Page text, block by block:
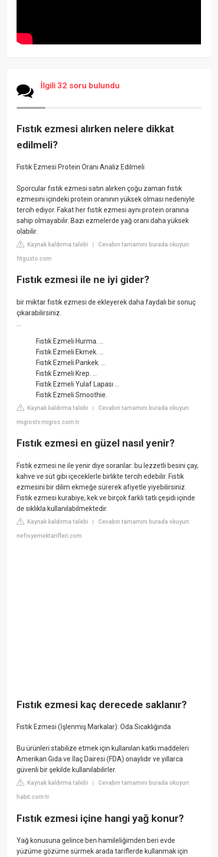
İlgili 32 soru bulundu
Fıstık ezmesi alırken nelere dikkat
edilmeli?
Fıstık Ezmesi Protein Oranı Analiz Edilmeli
Sporcular fıstık ezmesi satın alırken çoğu zaman fıstık
ezmesini içindeki protein oranının yüksek olması nedeniyle
tercih ediyor. Fakat her fıstık ezmesi aynı protein oranına
sahip olmayabilir. Bazı ezmelerde yağ oranı daha yüksek
olabilir.
Kaynak kaldırma talebi |Cevabın tamamını burada okuyun:
fitgusto.com
Fıstık ezmesi ile ne iyi gider?
bir miktar fıstık ezmesi de ekleyerek daha faydalı bir sonuç
çıkarabilirsiniz.
Fıstık Ezmeli Hurma. ...
Fıstık Ezmeli Ekmek. ...
Fıstık Ezmeli Pankek. ...
Fıstık Ezmeli Krep. ...
Fıstık Ezmeli Yulaf Lapası ...
Fıstık Ezmeli Smoothie.
Kaynak kaldırma talebi |Cevabın tamamını burada okuyun:
migrostv.migros.com.tr
Fıstık ezmesi en güzel nasıl yenir?
Fıstık ezmesi ne ile yenir diye soranlar: bu lezzetli besini çay,
kahve ve süt gibi içeceklerle birlikte tercih edebilir. Fıstık
ezmesini bir dilim ekmeğe sürerek afiyetle yiyebilirsiniz.
Fıstık ezmesi kurabiye, kek ve birçok farklı tatlı çeşidi içinde
de sıklıkla kullanılabilmektedir.
Kaynak kaldırma talebi |Cevabın tamamını burada okuyun:
nefisyemektarifleri.com
Fıstık ezmesi kaç derecede saklanır?
Fıstık Ezmesi (İşlenmiş Markalar): Oda Sıcaklığında
Bu ürünleri stabilize etmek için kullanılan katkı maddeleri
Amerikan Gıda ve İlaç Dairesi (FDA) onaylıdır ve yıllarca
güvenli bir şekilde kullanılabilirler.
Kaynak kaldırma talebi |Cevabın tamamını burada okuyun:
habit.com.tr
Fıstık ezmesi içine hangi yağ konur?
Yağ konusuna gelince ben hamileliğimden beri evde
yüzüme gözüme sürmek arada tariflerde kullanmak için